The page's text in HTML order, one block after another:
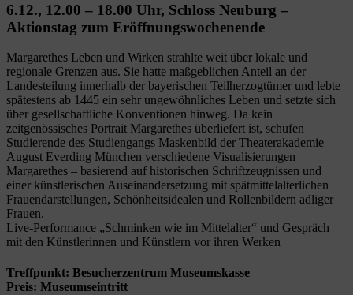
6.12., 12.00 – 18.00 Uhr, Schloss Neuburg –
Aktionstag zum Eröffnungswochenende
Margarethes Leben und Wirken strahlte weit über lokale und
regionale Grenzen aus. Sie hatte maßgeblichen Anteil an der
Landesteilung innerhalb der bayerischen Teilherzogtümer und lebte
spätestens ab 1445 ein sehr ungewöhnliches Leben und setzte sich
über gesellschaftliche Konventionen hinweg. Da kein
zeitgenössisches Portrait Margarethes überliefert ist, schufen
Studierende des Studiengangs Maskenbild der Theaterakademie
August Everding München verschiedene Visualisierungen
Margarethes – basierend auf historischen Schriftzeugnissen und
einer künstlerischen Auseinandersetzung mit spätmittelalterlichen
Frauendarstellungen, Schönheitsidealen und Rollenbildern adliger
Frauen.
Live-Performance „Schminken wie im Mittelalter“ und Gespräch
mit den Künstlerinnen und Künstlern vor ihren Werken
Treffpunkt: Besucherzentrum Museumskasse
Preis: Museumseintritt